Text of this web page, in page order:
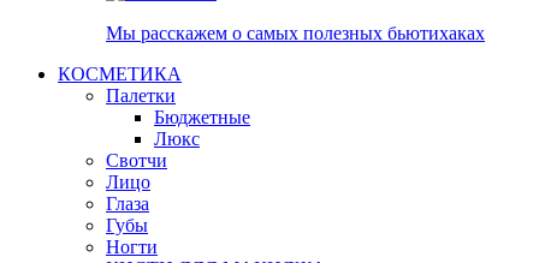
Мы расскажем о самых полезных бьютихаках
КОСМЕТИКА
Палетки
Бюджетные
Люкс
Свотчи
Лицо
Глаза
Губы
Ногти